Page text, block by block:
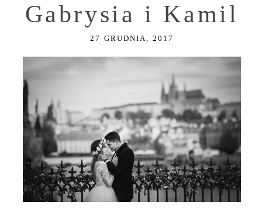
Gabrysia i Kamil
27 GRUDNIA, 2017